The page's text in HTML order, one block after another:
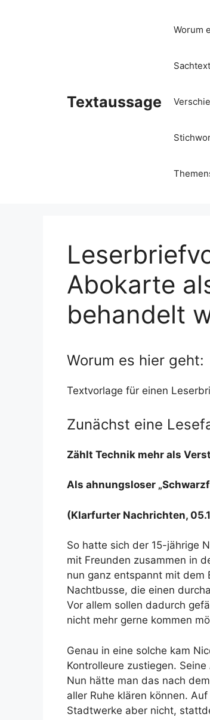
Textaussage
Worum
Abokarte
behandelt
Worum es hier geht:
Textvorlage für einen
Zunächst eine
Zählt Technik mehr als
Als ahnungsloser
(Klarfurter Nachrichten,
So hatte sich der 15-jährige
mit Freunden zusammen in
nun ganz entspannt mit dem
Nachtbusse, die einen
Vor allem sollen dadurch
nicht mehr gerne kommen
Genau in eine solche kam
Kontrolleure zustiegen.
Nun hätte man das nach
aller Ruhe klären können.
Stadtwerke aber nicht,